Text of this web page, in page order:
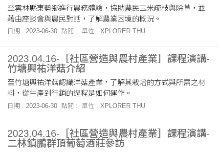
至雲林縣東勢鄉進行農務體驗，協助農民玉米疏枝與除草，並
藉由座談會與農民對話，了解農業困境的概況。
日期 : 2023-06-30 點閱 : 單位 : XPLORER THU
2023.04.16-［社區營造與農村產業］課程演講-
竹塘興祐洋菇介紹
至竹塘興祐洋菇認識洋菇產業，了解其栽培的方式與所需之材
料，從生產到行銷的過程是如何運作。
日期 : 2023-06-30 點閱 : 單位 : XPLORER THU
2023.04.16-［社區營造與農村產業］課程演講-
二林鎮鵬群頂葡萄酒莊參訪